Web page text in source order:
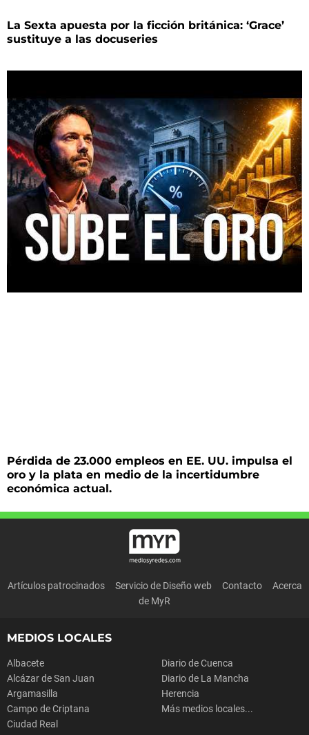
La Sexta apuesta por la ficción británica: ‘Grace’
sustituye a las docuseries
Pérdida de 23.000 empleos en EE. UU. impulsa el
oro y la plata en medio de la incertidumbre
económica actual.
Artículos patrocinados Servicio de Diseño web Contacto
Acerca
de MyR
MEDIOS LOCALES
Albacete
Alcázar de San Juan
Argamasilla
Campo de Criptana
Ciudad Real
Diario de Cuenca
Diario de La Mancha
Herencia
Más medios locales...